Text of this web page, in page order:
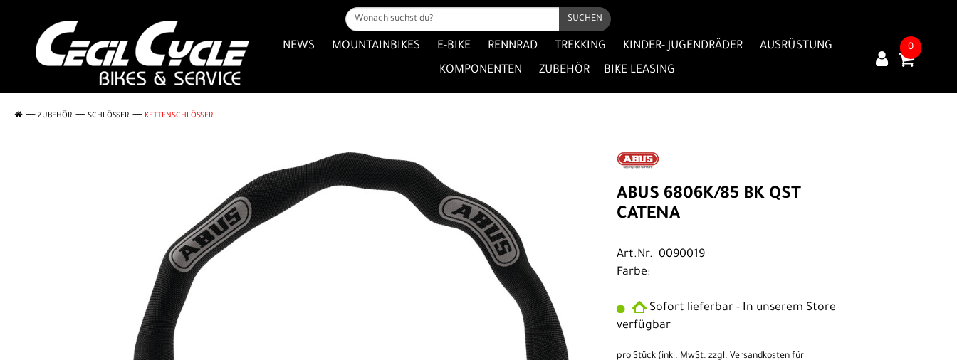
SUCHEN
NEWS MOUNTAINBIKES E-BIKE RENNRAD TREKKING KINDER- JUGENDRÄDER
AUSRÜSTUNG
KOMPONENTEN
ZUBEHÖR BIKE LEASING
0
ZUBEHÖR SCHLÖSSER KETTENSCHLÖSSER
ABUS 6806K/85 BK QST
CATENA
Art.Nr. 0090019
Farbe:
Sofort lieferbar - In unserem Store
verfügbar
pro Stück (inkl. MwSt. zzgl.Versandkosten für